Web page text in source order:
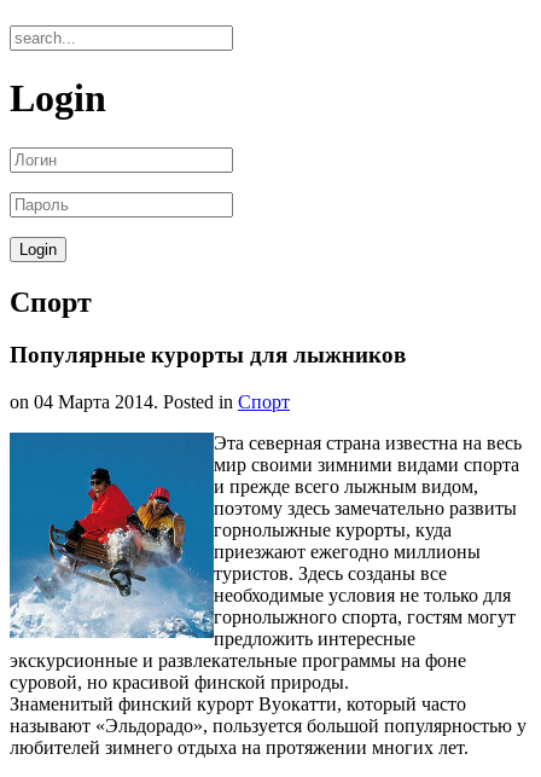
Login
Спорт
Популярные курорты для лыжников
on 04 Марта 2014. Posted in Спорт
Эта северная страна известна на весь
мир своими зимними видами спорта
и прежде всего лыжным видом,
поэтому здесь замечательно развиты
горнолыжные курорты, куда
приезжают ежегодно миллионы
туристов. Здесь созданы все
необходимые условия не только для
горнолыжного спорта, гостям могут
предложить интересные
экскурсионные и развлекательные программы на фоне
суровой, но красивой финской природы.
Знаменитый финский курорт Вуокатти, который часто
называют «Эльдорадо», пользуется большой популярностью у
любителей зимнего отдыха на протяжении многих лет.